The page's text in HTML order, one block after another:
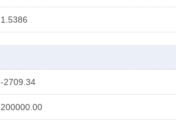
1.5386
-2709.34
200000.00